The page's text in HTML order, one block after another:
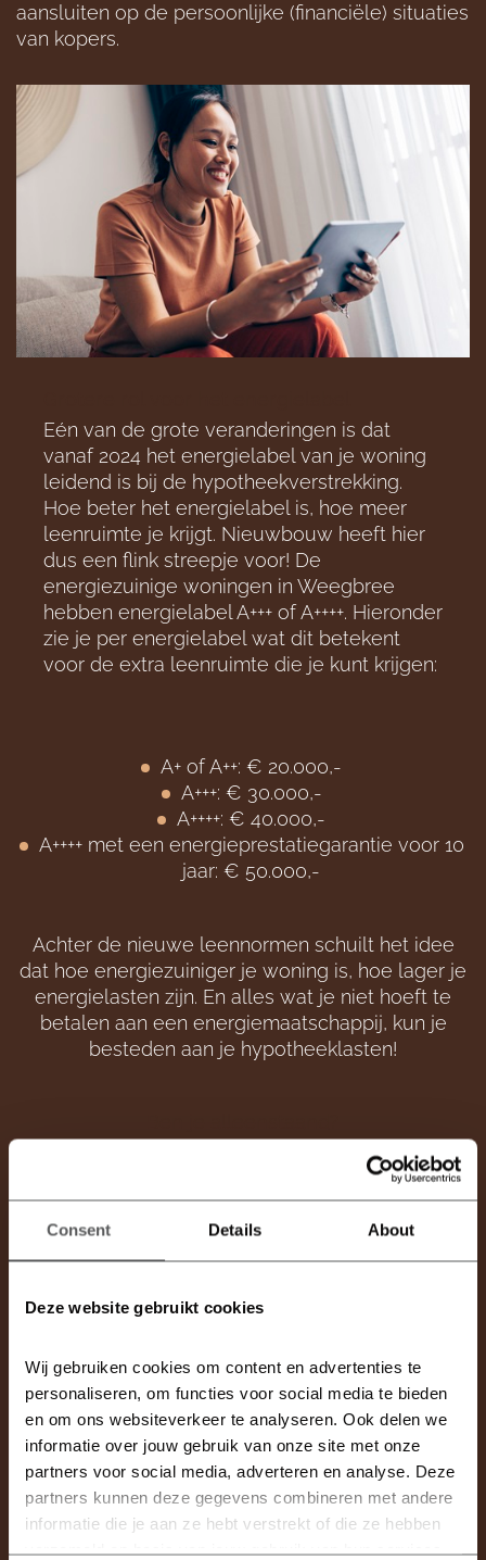
Consent Details About
Deze website gebruikt cookies
Wij gebruiken cookies om content en advertenties te
personaliseren, om functies voor social media te bieden
en om ons websiteverkeer te analyseren. Ook delen we
informatie over jouw gebruik van onze site met onze
partners voor social media, adverteren en analyse. Deze
partners kunnen deze gegevens combineren met andere
informatie die je aan ze hebt verstrekt of die ze hebben
verzameld op basis van jouw gebruik van hun services.
aansluiten op de persoonlijke (financiële) situaties
van kopers.
Eén van de grote veranderingen is dat
vanaf 2024 het energielabel van je woning
leidend is bij de hypotheekverstrekking.
Hoe beter het energielabel is, hoe meer
leenruimte je krijgt. Nieuwbouw heeft hier
dus een flink streepje voor! De
energiezuinige woningen in Weegbree
hebben energielabel A+++ of A++++. Hieronder
zie je per energielabel wat dit betekent
voor de extra leenruimte die je kunt krijgen:
A+ of A++: € 20.000,-
A+++: € 30.000,-
A++++: € 40.000,-
A++++ met een energieprestatiegarantie voor 10
jaar: € 50.000,-
Achter de nieuwe leennormen schuilt het idee
dat hoe energiezuiniger je woning is, hoe lager je
energielasten zijn. En alles wat je niet hoeft te
betalen aan een energiemaatschappij, kun je
besteden aan je hypotheeklasten!
Als alleenstaande een huis kopen lijkt vaak een
onmogelijke opgave. Om deze groep iets meer
financiële ruimte te bieden bij het kopen van een
woning, wijzigt er vanaf het nieuwe jaar meer. Ben
je alleenstaand en verdien je minimaal € 28.000,-
een woning € 16.000,- aanvullend lenen.